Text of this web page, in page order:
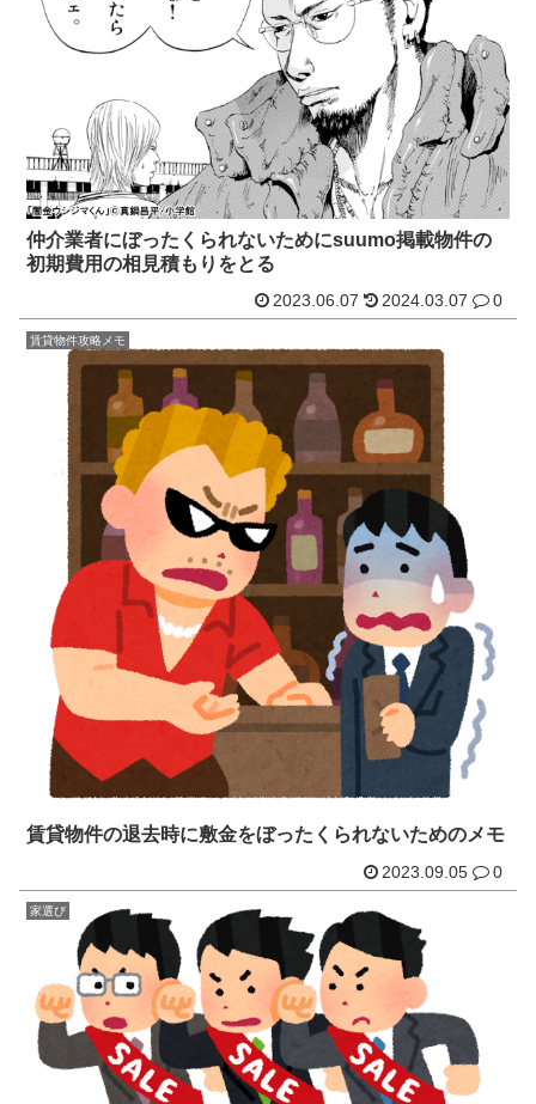
仲介業者にぼったくられないためにsuumo掲載物件の
初期費用の相見積もりをとる
2023.06.07 2024.03.07 0
賃貸物件攻略メモ
賃貸物件の退去時に敷金をぼったくられないためのメモ
2023.09.05 0
家選び